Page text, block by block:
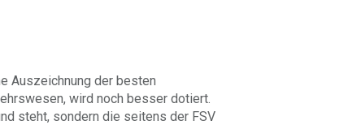
Auszeichnung der besten
wird noch besser dotiert.
steht, sondern die seitens der FSV